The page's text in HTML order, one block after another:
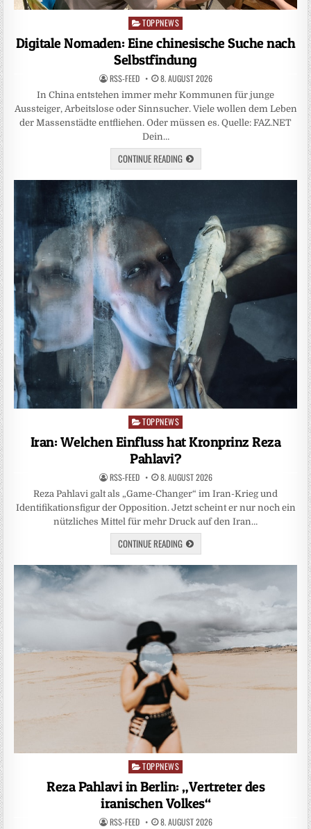
Posted
in
TOPPNEWS
Digitale Nomaden: Eine chinesische Suche nach
Selbstfindung
RSS-FEED 8. AUGUST 2026
In China entstehen immer mehr Kommunen für junge
Aussteiger, Arbeitslose oder Sinnsucher. Viele wollen dem Leben
der Massenstädte entfliehen. Oder müssen es. Quelle: FAZ.NET
Dein…
CONTINUE READING
Posted
in
TOPPNEWS
Iran: Welchen Einfluss hat Kronprinz Reza
Pahlavi?
RSS-FEED 8. AUGUST 2026
Reza Pahlavi galt als „Game-Changer“ im Iran-Krieg und
Identifikationsfigur der Opposition. Jetzt scheint er nur noch ein
nützliches Mittel für mehr Druck auf den Iran…
CONTINUE READING
Posted
in
TOPPNEWS
Reza Pahlavi in Berlin: „Vertreter des
iranischen Volkes“
RSS-FEED 8. AUGUST 2026